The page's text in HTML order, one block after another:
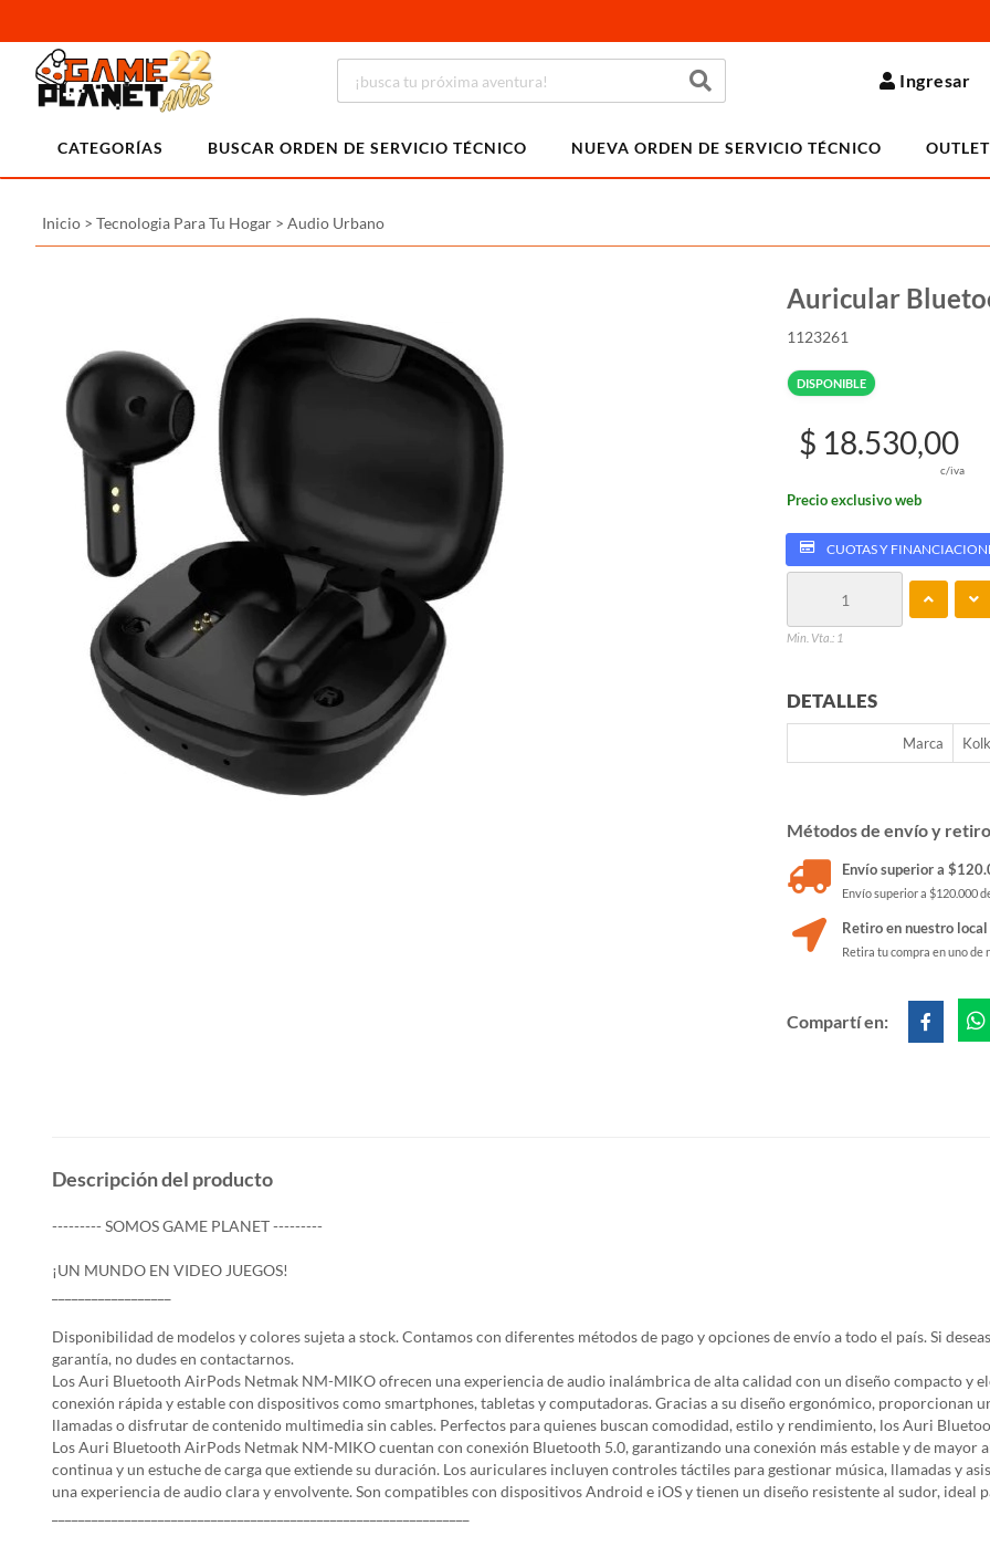
Ingresar
CATEGORÍAS BUSCAR ORDEN DE SERVICIO TÉCNICO NUEVA ORDEN DE SERVICIO TÉCNICO OUTLET
Inicio > Tecnologia Para Tu Hogar > Audio Urbano
Auricular
1123261
DISPONIBLE
$ 18.530,00
c/iva
Precio exclusivo web
CUOTAS Y
Min. Vta.: 1
DETALLES
Marca
Métodos de envío y retiro
Envío superior a
Envío superior a $120.000
Retiro en nuestro local
Retira tu compra en uno de
Compartí en:
Descripción del producto
--------- SOMOS GAME PLANET ---------
¡UN MUNDO EN VIDEO JUEGOS!
Disponibilidad de modelos y colores sujeta a stock. Contamos con diferentes métodos de pago y opciones de envío a todo el país. Si
garantía, no dudes en contactarnos.
Los Auri Bluetooth AirPods Netmak NM-MIKO ofrecen una experiencia de audio inalámbrica de alta calidad con un diseño compacto y
conexión rápida y estable con dispositivos como smartphones, tabletas y computadoras. Gracias a su diseño ergonómico, proporcionan
llamadas o disfrutar de contenido multimedia sin cables. Perfectos para quienes buscan comodidad, estilo y rendimiento, los Auri
Los Auri Bluetooth AirPods Netmak NM-MIKO cuentan con conexión Bluetooth 5.0, garantizando una conexión más estable y de mayor
continua y un estuche de carga que extiende su duración. Los auriculares incluyen controles táctiles para gestionar música, llamadas y
una experiencia de audio clara y envolvente. Son compatibles con dispositivos Android e iOS y tienen un diseño resistente al sudor, ideal